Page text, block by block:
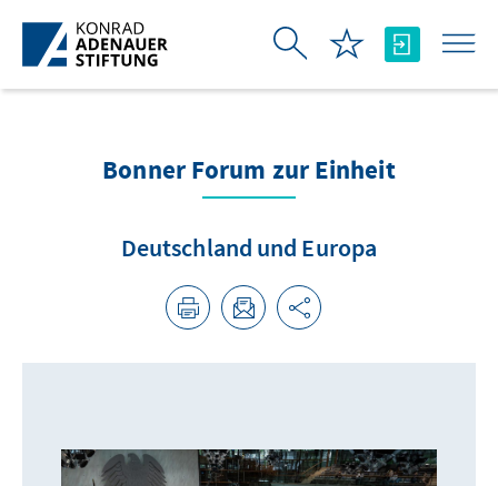
Skip to Main Content
Bonner Forum zur Einheit
Deutschland und Europa